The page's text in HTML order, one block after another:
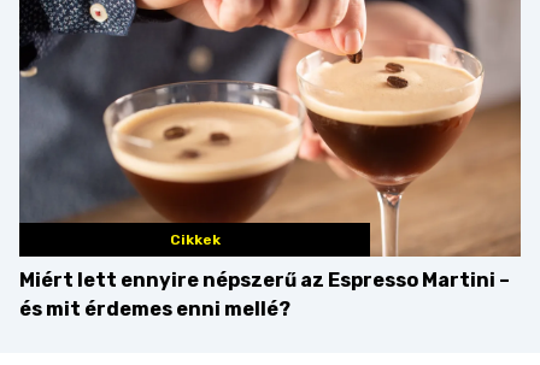
Cikkek
Miért lett ennyire népszerű az Espresso Martini –
és mit érdemes enni mellé?